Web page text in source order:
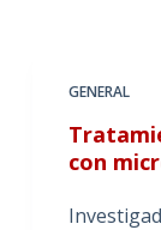
GENERAL
con